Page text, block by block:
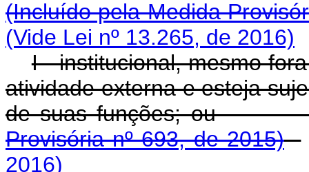
(Incluído pela Medida
(Vide Lei nº 13.265, de 2016)
I - institucional, mesmo
atividade externa e esteja
de suas
Provisória nº 693, de 2015)
2016)